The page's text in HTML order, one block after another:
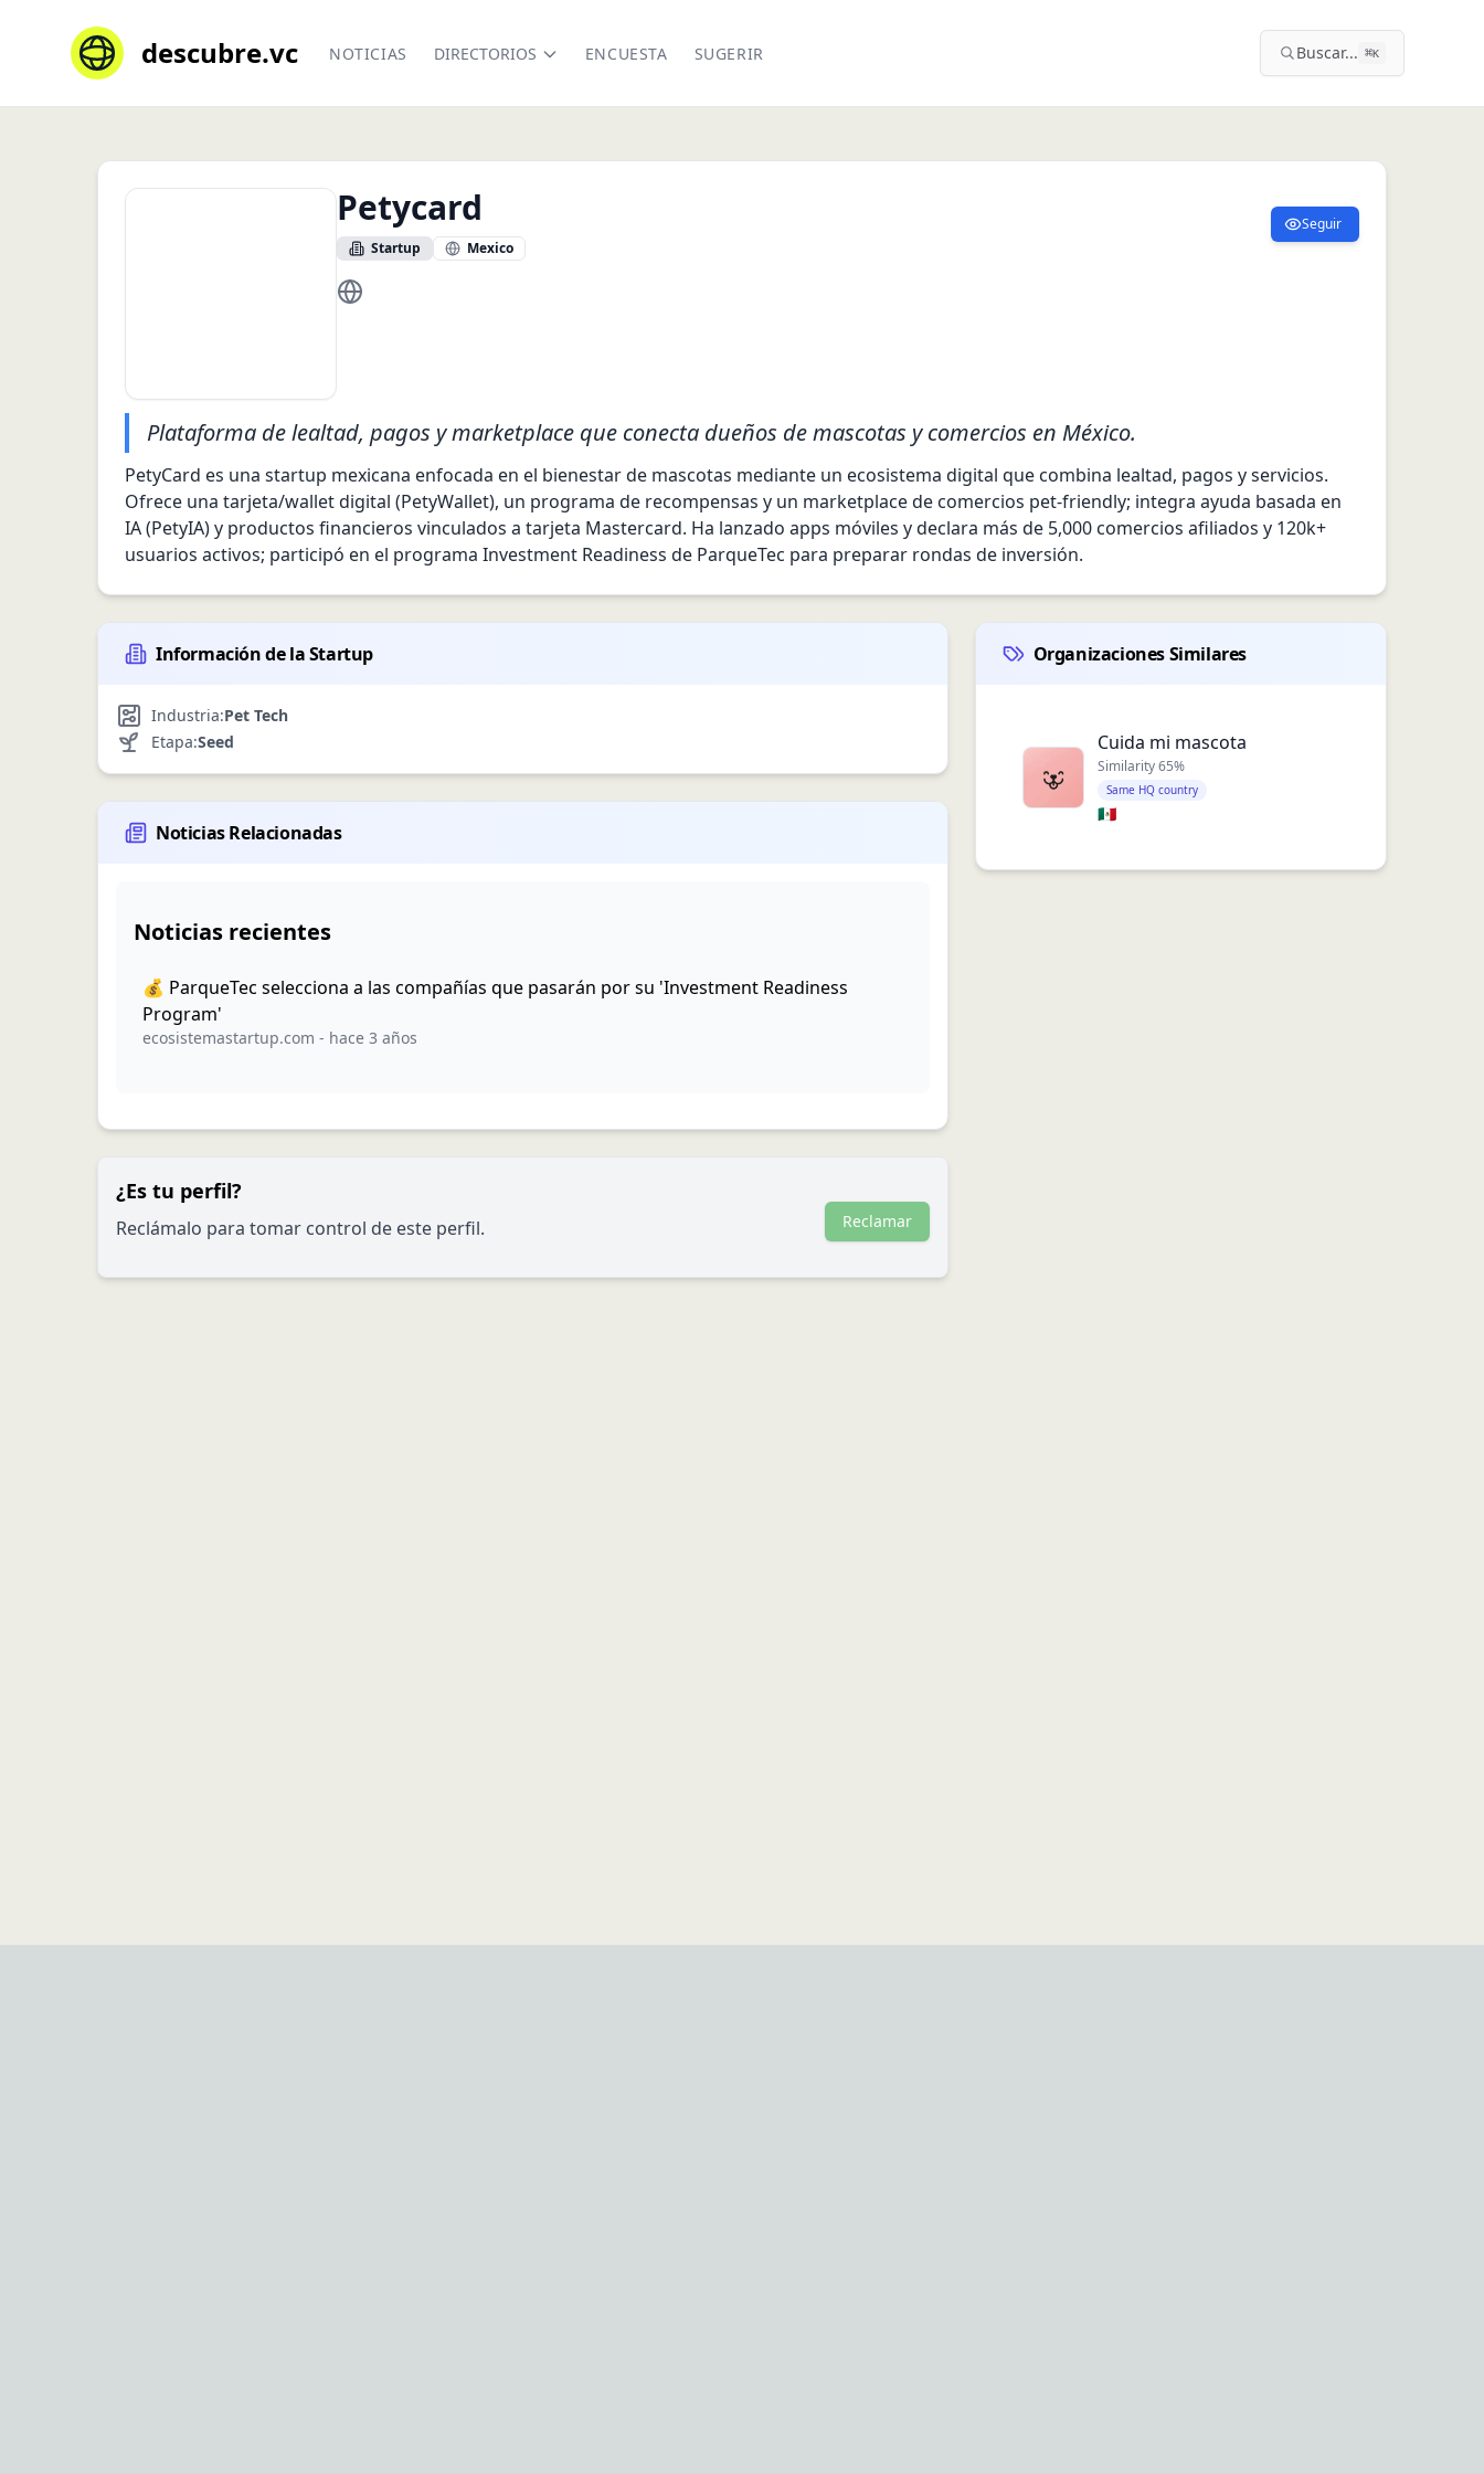
descubre.vc NOTICIAS DIRECTORIOS ENCUESTA SUGERIR Buscar... ⌘K
Petycard
Startup Mexico
Seguir
https://www.petycardrewards.com/
Plataforma de lealtad, pagos y marketplace que conecta dueños de mascotas y comercios en México.
PetyCard es una startup mexicana enfocada en el bienestar de mascotas mediante un ecosistema digital que combina lealtad, pagos y servicios.
Ofrece una tarjeta/wallet digital (PetyWallet), un programa de recompensas y un marketplace de comercios pet-friendly; integra ayuda basada en
IA (PetyIA) y productos financieros vinculados a tarjeta Mastercard. Ha lanzado apps móviles y declara más de 5,000 comercios afiliados y 120k+
usuarios activos; participó en el programa Investment Readiness de ParqueTec para preparar rondas de inversión.
Información de la Startup
Industria:Pet Tech
Etapa:Seed
Noticias Relacionadas
Noticias recientes
💰 ParqueTec selecciona a las compañías que pasarán por su 'Investment Readiness
Program'
ecosistemastartup.com - hace 3 años
¿Es tu perfil?
Reclámalo para tomar control de este perfil. Reclamar
Organizaciones Similares
Cuida mi mascota
Similarity65%
Same HQ country
🇲🇽